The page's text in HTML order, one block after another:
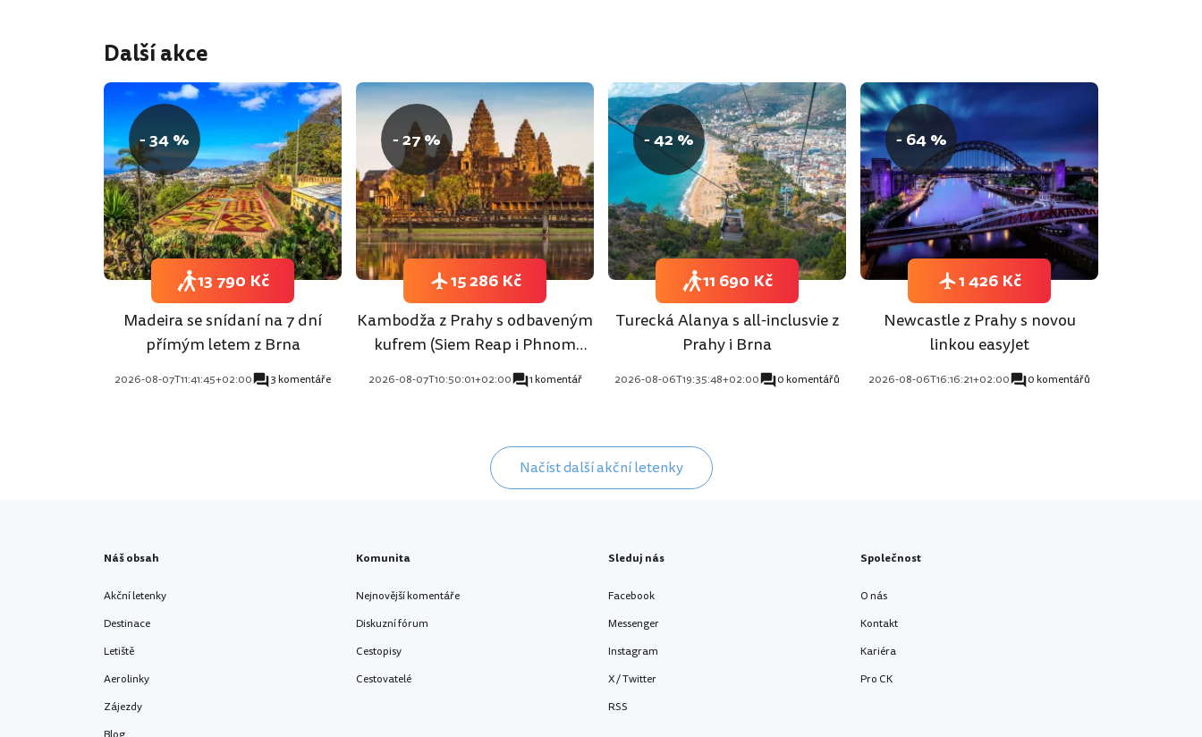
Další akce
- 34 %
Madeira se snídaní na 7 dní
přímým letem z Brna
2026-08-07T11:41:45+02:00 3 komentáře
13 790 Kč
- 27 %
Kambodža z Prahy s odbaveným
kufrem (Siem Reap i Phnom
2026-08-07T10:50:01+02:00 1 komentář
15 286 Kč
- 42 %
Turecká Alanya s all-inclusvie z
Prahy i Brna
2026-08-06T19:35:48+02:00 0 komentářů
11 690 Kč
- 64 %
Newcastle z Prahy s novou
linkou easyJet
2026-08-06T16:16:21+02:00 0 komentářů
1 426 Kč
Načíst další akční letenky
Náš obsah
Akční letenky
Destinace
Letiště
Aerolinky
Zájezdy
Komunita
Nejnovější komentáře
Diskuzní fórum
Cestopisy
Cestovatelé
Sleduj nás
Facebook
Messenger
Instagram
X / Twitter
RSS
Společnost
O nás
Kontakt
Kariéra
Pro CK